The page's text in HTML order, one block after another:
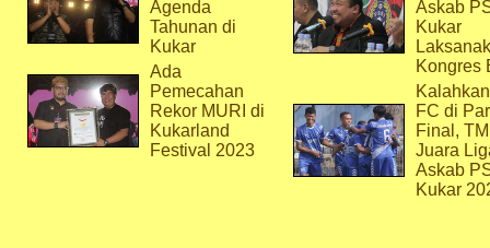
Agenda
Tahunan di
Kukar
Ada
Pemecahan
Rekor MURI di
Kukarland
Festival 2023
Askab
Kukar
Kongres
FC di
Final,
Juara
Askab
Kukar